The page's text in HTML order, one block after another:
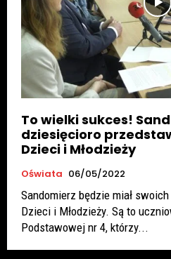
To wielki sukces!
dziesięcioro
Dzieci i Młodzieży
Oświata 06/05/2022
Sandomierz będzie miał
Dzieci i Młodzieży. Są to
Podstawowej nr 4, którzy...